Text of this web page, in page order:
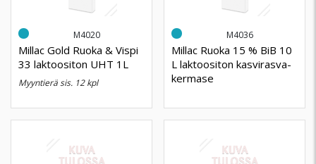
M4020
Millac Gold Ruoka & Vispi
33 laktoositon UHT 1L
myyntierä sis. 12 kpl
M4036
Millac Ruoka 15 % BiB 10
L laktoositon kasvirasva-
kermase